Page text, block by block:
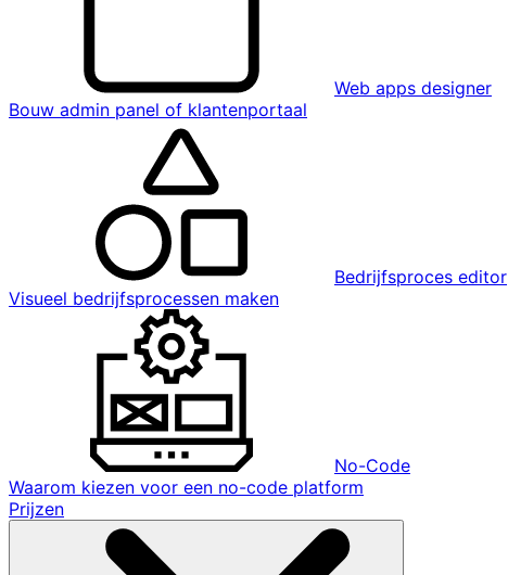
Web apps designer
Bouw admin panel of klantenportaal
Bedrijfsproces editor
Visueel bedrijfsprocessen maken
No-Code
Waarom kiezen voor een no-code platform
Prijzen